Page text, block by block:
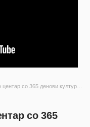
со 365 денови културен туризам
со 365